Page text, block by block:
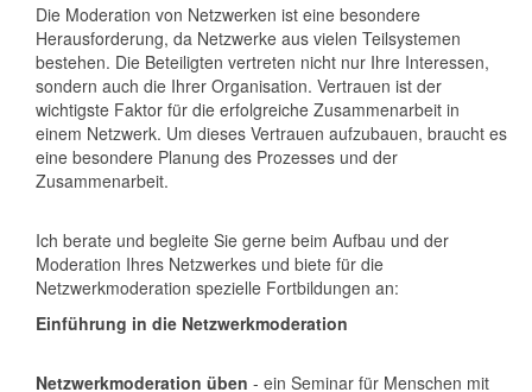
Die Moderation von Netzwerken ist eine besondere
Herausforderung, da Netzwerke aus vielen Teilsystemen
bestehen. Die Beteiligten vertreten nicht nur Ihre Interessen,
sondern auch die Ihrer Organisation. Vertrauen ist der
wichtigste Faktor für die erfolgreiche Zusammenarbeit in
einem Netzwerk. Um dieses Vertrauen aufzubauen, braucht es
eine besondere Planung des Prozesses und der
Zusammenarbeit.
Ich berate und begleite Sie gerne beim Aufbau und der
Moderation Ihres Netzwerkes und biete für die
Netzwerkmoderation spezielle Fortbildungen an:
Einführung in die Netzwerkmoderation
Netzwerkmoderation üben - ein Seminar für Menschen mit